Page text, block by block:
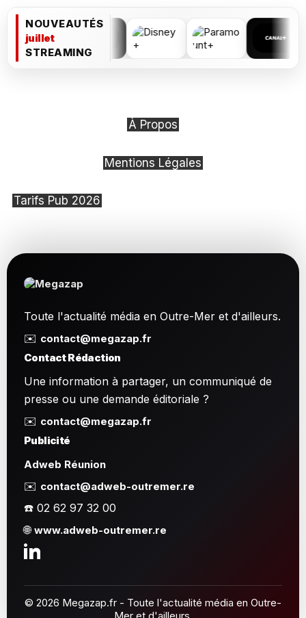
NOUVEAUTÉS
juillet
STREAMING
À Propos
Mentions Légales
Tarifs Pub 2026
Toute l'actualité média en Outre-Mer et d'ailleurs.
✉️ contact@megazap.fr
Contact Rédaction
Une information à partager, un communiqué de
presse ou une demande éditoriale ?
✉️ contact@megazap.fr
Publicité
Adweb Réunion
✉️ contact@adweb-outremer.re
☎️ 02 62 97 32 00
🌐www.adweb-outremer.re
© 2026 Megazap.fr - Toute l'actualité média en Outre-